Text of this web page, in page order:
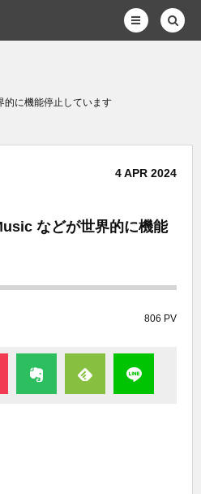
的に機能停止しています
4APR 2024
などが世界的に機能
806 PV